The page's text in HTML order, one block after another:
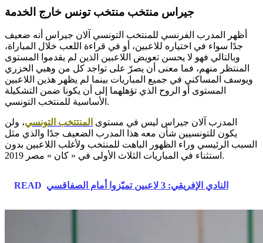
جيراس منتخب منتخب تونس خارج الخدمة
أظهر المدرب الفرنسي للمنتخب التونسي آلان جيراس أنه ضعيف
جدًا سواء في اختياره للاعبين، أو في قراءة اللعب خلال المباراة،
وبالتالي فهو لا يحسن تعويض اللاعبين الذين لم يقدموا المستوى
المنتظر منهم، فما معنى أن يصرّ على تواجد كل من وهبي الخزري
ويوسف المساكني في جميع المباريات بينما لم يظهر هذين اللاعبين
المستوى أو الروح الذي تؤهلهما إلى أن يكونا ضمن التشكيلة
الأساسية للمنتخب التونسي.
المدرب آلان جيراس ليس في مستوى المنتتخب التونسي، ولن
يكون للتونسيين شأن معه هذا المدرب الضعيف جدًا والذي مثل
السبب الرئيسي وراء الظهور الباهت للمنتخب ولأغلب اللاعبين بدون
استثناء في المباريات الثلاث الأولى في « كان » مصر 2019.
READ النادي الإفريقي: 3 لاعبين تميّزوا أمام الصفاقسي